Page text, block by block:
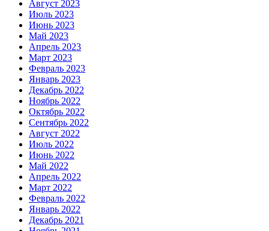
Август 2023
Июль 2023
Июнь 2023
Май 2023
Апрель 2023
Март 2023
Февраль 2023
Январь 2023
Декабрь 2022
Ноябрь 2022
Октябрь 2022
Сентябрь 2022
Август 2022
Июль 2022
Июнь 2022
Май 2022
Апрель 2022
Март 2022
Февраль 2022
Январь 2022
Декабрь 2021